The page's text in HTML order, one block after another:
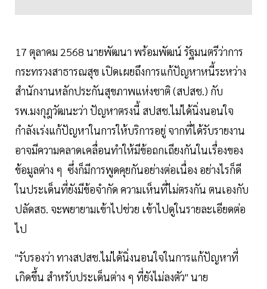
17 ตุลาคม 2568 นายพัฒนา พร้อมพัฒน์ รัฐมนตรีว่าการ
กระทรวงสาธารณสุข เปิดเผยถึงการแก้ปัญหาหนี้ระหว่าง
สำนักงานหลักประกันสุขภาพแห่งชาติ (สปสช.) กับ
รพ.มงกุฎวัฒนะว่า ปัญหาตรงนี้ สปสช.ไม่ได้นิ่งนอนใจ
กำลังเร่งแก้ปัญหาในการให้บริการอยู่ จากที่ได้รับรายงาน
อาจมีความคลาดเคลื่อนทำให้มีข้อถกเถียงกันในเรื่องของ
ข้อมูลต่าง ๆ ซึ่งก็มีการพูดคุยกันอย่างต่อเนื่อง อย่างไรก็ดี
ในประเด็นที่ยังมีข้อจำกัด ความเห็นที่ไม่ตรงกัน ตนเองกับ
ปลัดสธ. จะพยายามเข้าไปช่วย เข้าไปดูในรายละเอียดต่อ
ไป
"รับรองว่า ทางสปสช.ไม่ได้นิ่งนอนใจในการแก้ปัญหาที่
เกิดขึ้น สำหรับประเด็นต่าง ๆ ที่ยังไม่ลงตัว" นาย